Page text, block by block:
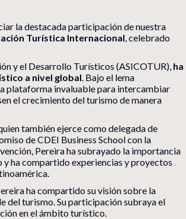
la destacada participación de nuestra
Turística Internacional, celebrado
y el Desarrollo Turísticos (ASICOTUR), ha
a nivel global. Bajo el lema
plataforma invaluable para intercambiar
el crecimiento del turismo de manera
también ejerce como delegada de
de CDEI Business School con la
Pereira ha subrayado la importancia
ha compartido experiencias y proyectos
ha compartido su visión sobre la
del turismo. Su participación subraya el
en el ámbito turístico.